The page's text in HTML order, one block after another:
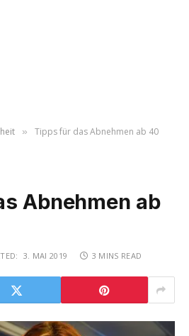
» Tipps für das Abnehmen ab 40
Abnehmen ab
3. MAI 2019 3 MINS READ